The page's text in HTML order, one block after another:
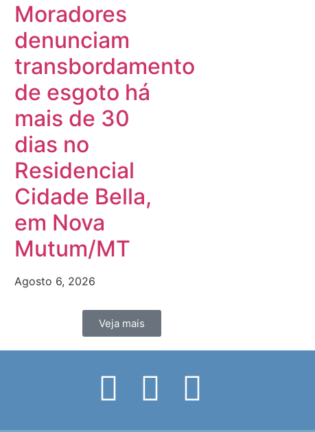
Moradores
denunciam
transbordamento
de esgoto há
mais de 30
dias no
Residencial
Cidade Bella,
em Nova
Mutum/MT
Agosto 6, 2026
Veja mais